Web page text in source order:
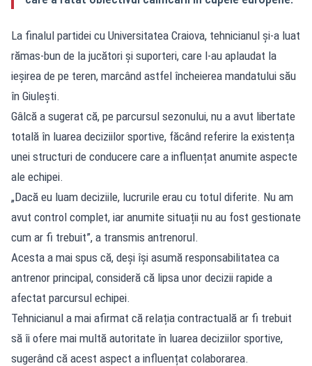
La finalul partidei cu Universitatea Craiova, tehnicianul și-a luat
rămas-bun de la jucători și suporteri, care l-au aplaudat la
ieșirea de pe teren, marcând astfel încheierea mandatului său
în Giulești.
Gâlcă a sugerat că, pe parcursul sezonului, nu a avut libertate
totală în luarea deciziilor sportive, făcând referire la existența
unei structuri de conducere care a influențat anumite aspecte
ale echipei.
„Dacă eu luam deciziile, lucrurile erau cu totul diferite. Nu am
avut control complet, iar anumite situații nu au fost gestionate
cum ar fi trebuit”, a transmis antrenorul.
Acesta a mai spus că, deși își asumă responsabilitatea ca
antrenor principal, consideră că lipsa unor decizii rapide a
afectat parcursul echipei.
Tehnicianul a mai afirmat că relația contractuală ar fi trebuit
să îi ofere mai multă autoritate în luarea deciziilor sportive,
sugerând că acest aspect a influențat colaborarea.